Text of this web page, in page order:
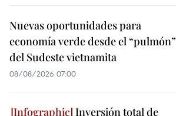
Nuevas oportunidades para
economía verde desde el “pulmón”
del Sudeste vietnamita
08/08/2026 07:00
Inversión total de